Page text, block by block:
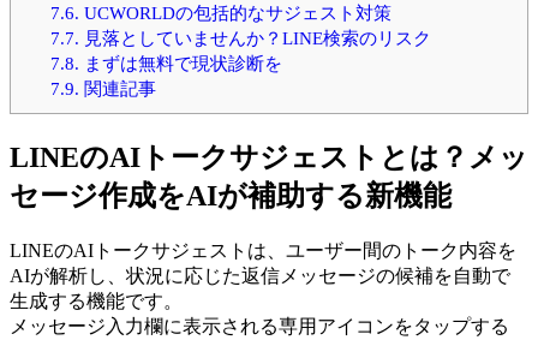
7.6. UCWORLDの包括的なサジェスト対策
7.7. 見落としていませんか？LINE検索のリスク
7.8. まずは無料で現状診断を
7.9. 関連記事
LINEのAIトークサジェストとは？メッ
セージ作成をAIが補助する新機能
LINEのAIトークサジェストは、ユーザー間のトーク内容を
AIが解析し、状況に応じた返信メッセージの候補を自動で
生成する機能です。
メッセージ入力欄に表示される専用アイコンをタップする